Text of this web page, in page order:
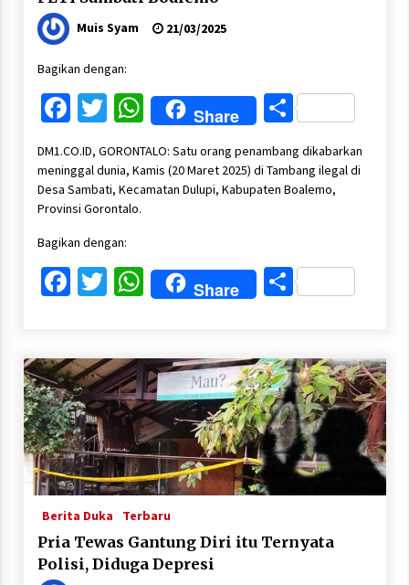
Muis Syam 21/03/2025
Bagikan dengan:
Facebook
Twitter
WhatsApp
Share Share
DM1.CO.ID, GORONTALO: Satu orang penambang dikabarkan
meninggal dunia, Kamis (20 Maret 2025) di Tambang ilegal di
Desa Sambati, Kecamatan Dulupi, Kabupaten Boalemo,
Provinsi Gorontalo.
Bagikan dengan:
Facebook
Twitter
WhatsApp
Share Share
Berita Duka Terbaru
Pria Tewas Gantung Diri itu Ternyata
Polisi, Diduga Depresi